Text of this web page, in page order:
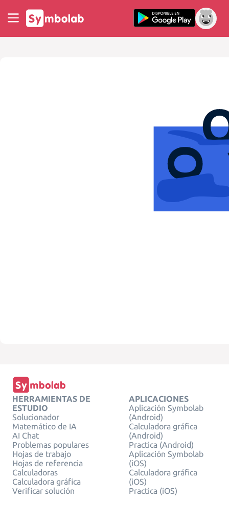
HERRAMIENTAS DE
ESTUDIO
Solucionador
Matemático de IA
AI Chat
Problemas populares
Hojas de trabajo
Hojas de referencia
Calculadoras
Calculadora gráfica
Verificar solución
APLICACIONES
Aplicación Symbolab
(Android)
Calculadora gráfica
(Android)
Practica (Android)
Aplicación Symbolab
(iOS)
Calculadora gráfica
(iOS)
Practica (iOS)